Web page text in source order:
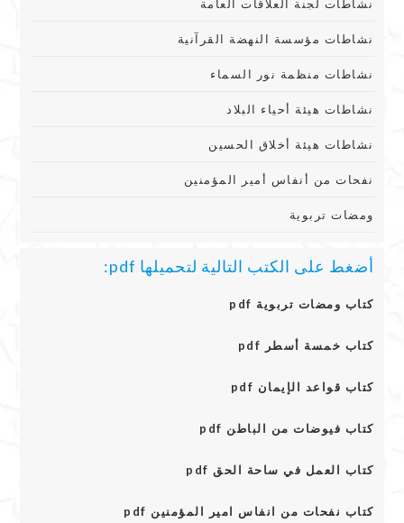
نشاطات لجنة العلاقات العامة
نشاطات مؤسسة النهضة القرآنية
نشاطات منظمة نور السماء
نشاطات هيئة أحياء البلاد
نشاطات هيئة أخلاق الحسين
نفحات من أنفاس أمير المؤمنين
ومضات تربوية
أضغط على الكتب التالية لتحميلها pdf:
كتاب ومضات تربوية pdf
كتاب خمسة أسطر pdf
كتاب قواعد الإيمان pdf
كتاب فيوضات من الباطن pdf
كتاب العمل في ساحة الحق pdf
كتاب نفحات من انفاس امير المؤمنين pdf